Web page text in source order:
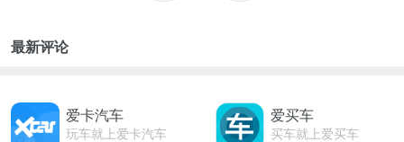
最新评论
爱卡汽车
玩车就上爱卡汽车
爱买车
买车就上爱买车